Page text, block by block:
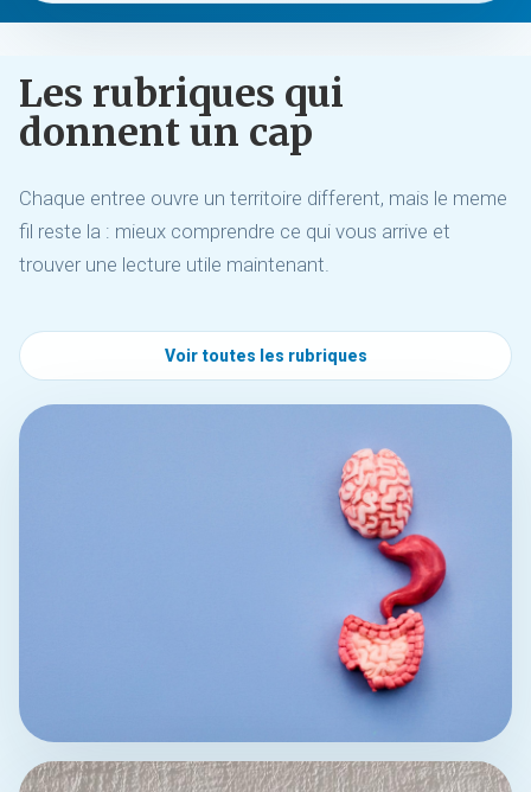
Les rubriques qui
donnent un cap
Chaque entree ouvre un territoire different, mais le meme
fil reste la : mieux comprendre ce qui vous arrive et
trouver une lecture utile maintenant.
Voir toutes les rubriques